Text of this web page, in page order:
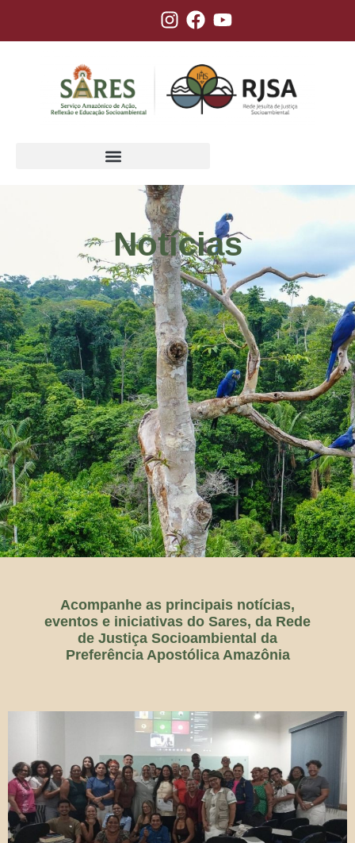
Notícias
Acompanhe as principais notícias,
eventos e iniciativas do Sares, da Rede
de Justiça Socioambiental da
Preferência Apostólica Amazônia